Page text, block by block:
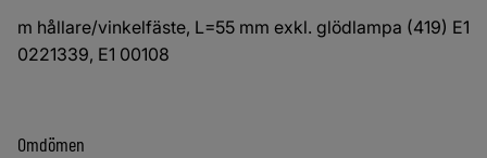
m hållare/vinkelfäste, L=55 mm exkl. glödlampa (419) E1
0221339, E1 00108
Omdömen